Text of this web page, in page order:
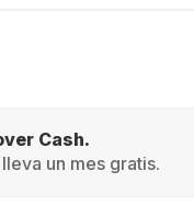
Cash.
un mes gratis.